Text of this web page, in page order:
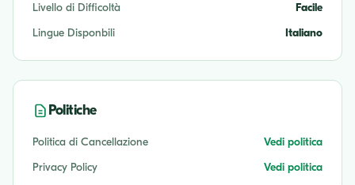
Livello di Difficoltà
Facile
Lingue Disponbili
Italiano
Politiche
Politica di Cancellazione
Vedi politica
Privacy Policy
Vedi politica